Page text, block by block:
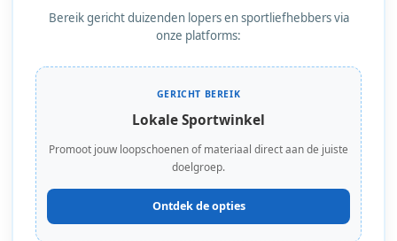
Bereik gericht duizenden lopers en sportliefhebbers via
onze platforms:
GERICHT BEREIK
Lokale Sportwinkel
Promoot jouw loopschoenen of materiaal direct aan de juiste
doelgroep.
Ontdek de opties